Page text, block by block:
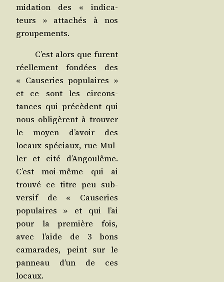
mi­da­tion des « indi­ca­
teurs » atta­chés à nos
groupements.
C’est alors que furent
réel­le­ment fon­dées des
« Cau­se­ries popu­laires »
et ce sont les cir­cons­
tances qui pré­cèdent qui
nous obli­gèrent à trou­ver
le moyen d’a­voir des
locaux spé­ciaux, rue Mul­
ler et cité d’An­gou­lême.
C’est moi-même qui ai
trou­vé ce titre peu sub­
ver­sif de « Cau­se­ries
popu­laires » et qui l’ai
pour la pre­mière fois,
avec l’aide de 3 bons
cama­rades, peint sur le
pan­neau d’un de ces
locaux.